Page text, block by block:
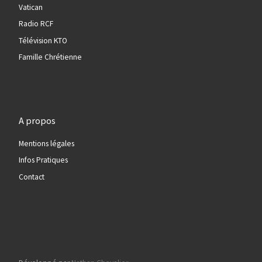
Vatican
Radio RCF
Télévision KTO
Famille Chrétienne
A propos
Mentions légales
Infos Pratiques
Contact